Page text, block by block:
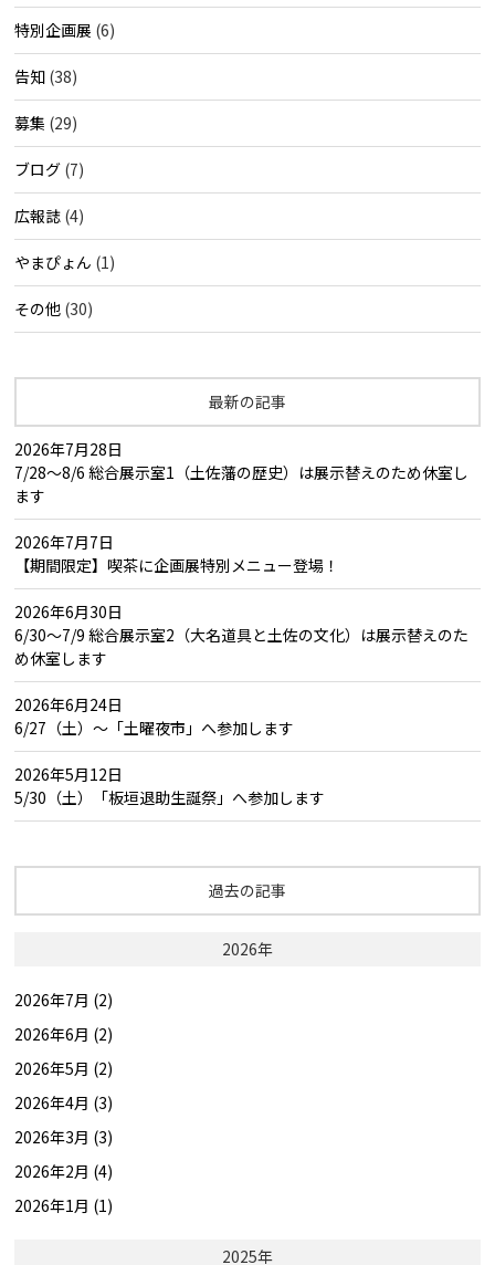
特別企画展 (6)
告知 (38)
募集 (29)
ブログ (7)
広報誌 (4)
やまぴょん (1)
その他 (30)
最新の記事
2026年7月28日
7/28～8/6 総合展示室1（土佐藩の歴史）は展示替えのため休室し
ます
2026年7月7日
【期間限定】喫茶に企画展特別メニュー登場！
2026年6月30日
6/30～7/9 総合展示室2（大名道具と土佐の文化）は展示替えのた
め休室します
2026年6月24日
6/27（土）～「土曜夜市」へ参加します
2026年5月12日
5/30（土）「板垣退助生誕祭」へ参加します
過去の記事
2026年
2026年7月 (2)
2026年6月 (2)
2026年5月 (2)
2026年4月 (3)
2026年3月 (3)
2026年2月 (4)
2026年1月 (1)
2025年